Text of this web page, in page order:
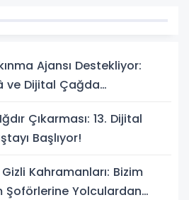
Ajansı Destekliyor:
ve Dijital Çağda
Başlıyor!
Çıkarması: 13. Dijital
Başlıyor!
Kahramanları: Bizim
Şoförlerine Yolculardan